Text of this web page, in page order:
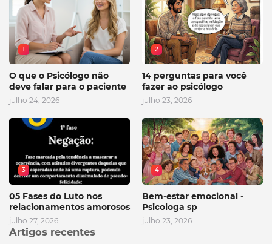
1
O que o Psicólogo não
deve falar para o paciente
julho 24, 2026
2
14 perguntas para você
fazer ao psicólogo
julho 23, 2026
3
05 Fases do Luto nos
relacionamentos amorosos
julho 27, 2026
4
Bem-estar emocional -
Psicologa sp
julho 23, 2026
Artigos recentes